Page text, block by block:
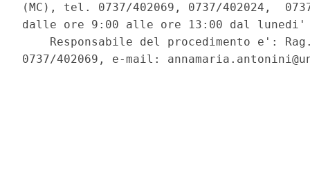
(MC), tel. 0737/402069, 0737/402024,
dalle ore 9:00 alle ore 13:00 dal
Responsabile del procedimento e':
0737/402069, e-mail: